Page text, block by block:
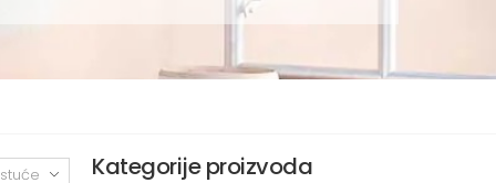
Kategorije proizvoda